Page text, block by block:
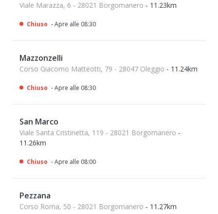
Viale Marazza, 6 - 28021 Borgomanero - 11.23km
Chiuso - Apre alle 08:30
Mazzonzelli
Corso Giacomo Matteotti, 79 - 28047 Oleggio - 11.24km
Chiuso - Apre alle 08:30
San Marco
Viale Santa Cristinetta, 119 - 28021 Borgomanero -
11.26km
Chiuso - Apre alle 08:00
Pezzana
Corso Roma, 50 - 28021 Borgomanero - 11.27km